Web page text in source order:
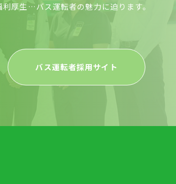
厚生…バス運転者の魅力に迫ります。
バス運転者採用サイト